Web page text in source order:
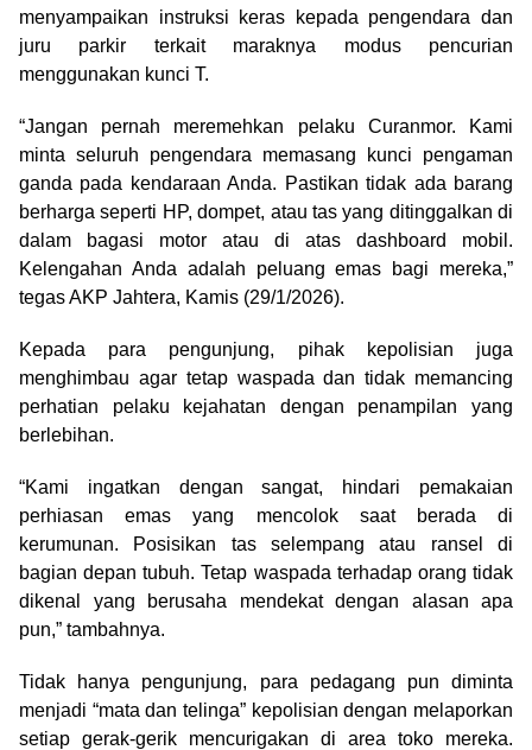
menyampaikan instruksi keras kepada pengendara dan
juru parkir terkait maraknya modus pencurian
menggunakan kunci T.
“Jangan pernah meremehkan pelaku Curanmor. Kami
minta seluruh pengendara memasang kunci pengaman
ganda pada kendaraan Anda. Pastikan tidak ada barang
berharga seperti HP, dompet, atau tas yang ditinggalkan di
dalam bagasi motor atau di atas dashboard mobil.
Kelengahan Anda adalah peluang emas bagi mereka,”
tegas AKP Jahtera, Kamis (29/1/2026).
Kepada para pengunjung, pihak kepolisian juga
menghimbau agar tetap waspada dan tidak memancing
perhatian pelaku kejahatan dengan penampilan yang
berlebihan.
“Kami ingatkan dengan sangat, hindari pemakaian
perhiasan emas yang mencolok saat berada di
kerumunan. Posisikan tas selempang atau ransel di
bagian depan tubuh. Tetap waspada terhadap orang tidak
dikenal yang berusaha mendekat dengan alasan apa
pun,” tambahnya.
Tidak hanya pengunjung, para pedagang pun diminta
menjadi “mata dan telinga” kepolisian dengan melaporkan
setiap gerak-gerik mencurigakan di area toko mereka.